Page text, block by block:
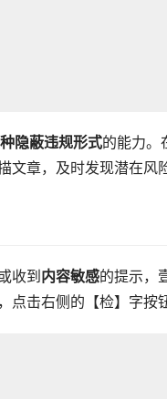
隐蔽违规形式的能力。
章，及时发现潜在风
收到 内容敏感的提示，
击右侧的【检】字按